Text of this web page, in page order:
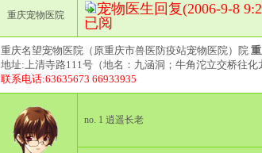
重庆宠物医院
宠物医生回复(2006-9-8
已阅
重庆名望宠物医院（原重庆市兽医防疫站宠物医院）院
地址:上清寺路111号（地名：九涵洞；牛角沱立交桥往化
联系电话:63635673 66933935
no. 1 逍遥长老